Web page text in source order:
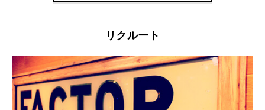
リクルート